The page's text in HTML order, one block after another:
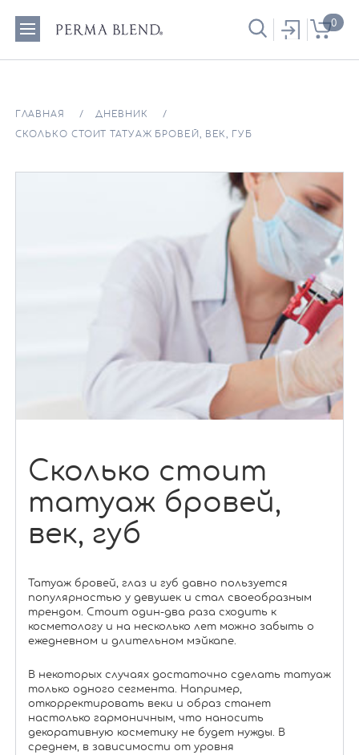
0
ГЛАВНАЯ ДНЕВНИК
СКОЛЬКО СТОИТ ТАТУАЖ БРОВЕЙ, ВЕК, ГУБ
Сколько стоит
татуаж бровей,
век, губ
Татуаж бровей, глаз и губ давно пользуется
популярностью у девушек и стал своеобразным
трендом. Стоит один-два раза сходить к
косметологу и на несколько лет можно забыть о
ежедневном и длительном мэйкапе.
В некоторых случаях достаточно сделать татуаж
только одного сегмента. Например,
откорректировать веки и образ станет
настолько гармоничным, что наносить
декоративную косметику не будет нужды. В
среднем, в зависимости от уровня